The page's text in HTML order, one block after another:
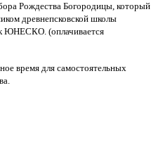
Рождества Богородицы, который
древнепсковской школы
ЮНЕСКО. (оплачивается
время для самостоятельных